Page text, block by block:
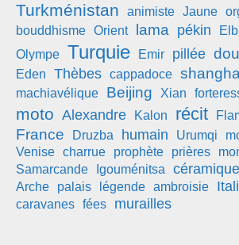
Turkménistan animiste Jaune
bouddhisme Orient lama pékin
Olympe Turquie Emir pillée
Eden
Thèbes cappadoce
machiavélique Beijing Xian
moto Alexandre Kalon récit
France Druzba humain Urumqi
Venise charrue prophète prières
Samarcande
Igouménitsa
Arche
palais légende ambroisie
caravanes fées murailles